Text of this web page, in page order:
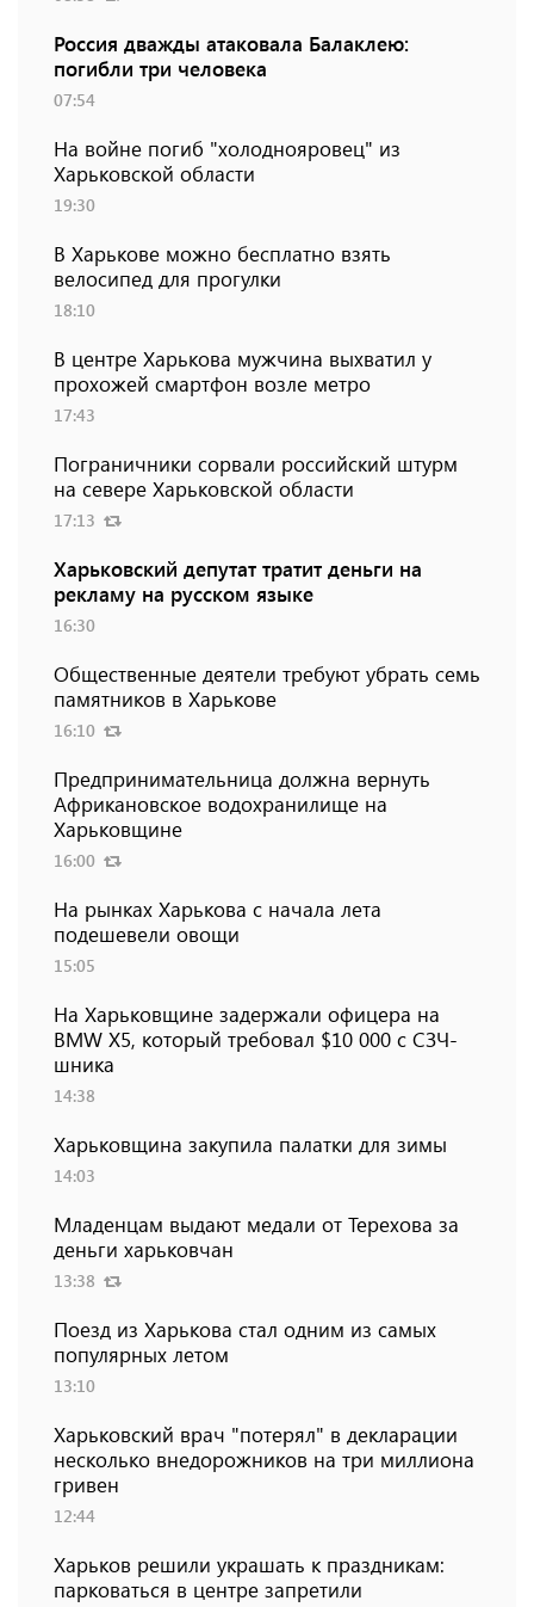
Россия дважды атаковала Балаклею:
погибли три человека
07:54
На войне погиб "холоднояровец" из
Харьковской области
19:30
В Харькове можно бесплатно взять
велосипед для прогулки
18:10
В центре Харькова мужчина выхватил у
прохожей смартфон возле метро
17:43
Пограничники сорвали российский штурм
на севере Харьковской области
17:13
Харьковский депутат тратит деньги на
рекламу на русском языке
16:30
Общественные деятели требуют убрать семь
памятников в Харькове
16:10
Предпринимательница должна вернуть
Африкановское водохранилище на
Харьковщине
16:00
На рынках Харькова с начала лета
подешевели овощи
15:05
На Харьковщине задержали офицера на
BMW Х5, который требовал $10 000 с СЗЧ-
шника
14:38
Харьковщина закупила палатки для зимы
14:03
Младенцам выдают медали от Терехова за
деньги харьковчан
13:38
Поезд из Харькова стал одним из самых
популярных летом
13:10
Харьковский врач "потерял" в декларации
несколько внедорожников на три миллиона
гривен
12:44
Харьков решили украшать к праздникам:
парковаться в центре запретили